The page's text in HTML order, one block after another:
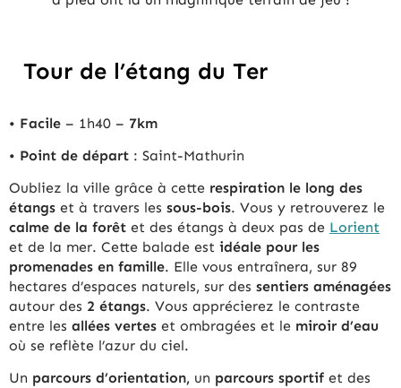
Tour de l’étang du Ter
• Facile – 1h40 – 7km
• Point de départ : Saint-Mathurin
Oubliez la ville grâce à cette respiration le long des
étangs et à travers les sous-bois. Vous y retrouverez le
calme de la forêt et des étangs à deux pas de Lorient
et de la mer. Cette balade est idéale pour les
promenades en famille. Elle vous entraînera, sur 89
hectares d’espaces naturels, sur des sentiers aménagées
autour des 2 étangs. Vous apprécierez le contraste
entre les allées vertes et ombragées et le miroir d’eau
où se reflète l’azur du ciel.
Un parcours d’orientation, un parcours sportif et des